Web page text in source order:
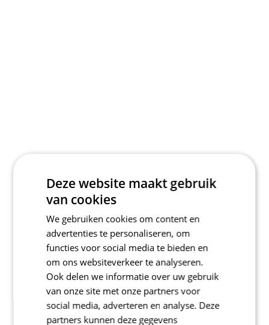
Deze website maakt gebruik
van cookies
We gebruiken cookies om content en
advertenties te personaliseren, om
functies voor social media te bieden en
om ons websiteverkeer te analyseren.
Ook delen we informatie over uw gebruik
van onze site met onze partners voor
social media, adverteren en analyse. Deze
partners kunnen deze gegevens